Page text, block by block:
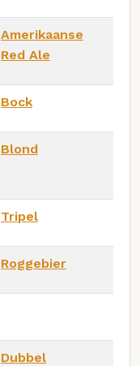
Amerikaanse
Red Ale
Bock
Blond
Tripel
Roggebier
Dubbel